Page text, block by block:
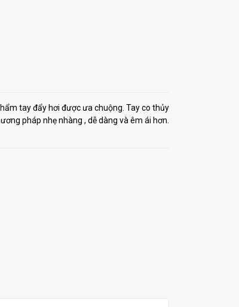
tay đẩy hơi được ưa chuộng. Tay co thủy
pháp nhẹ nhàng , dễ dàng và êm ái hơn.